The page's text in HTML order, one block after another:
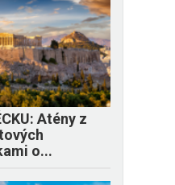
Atény z
o...